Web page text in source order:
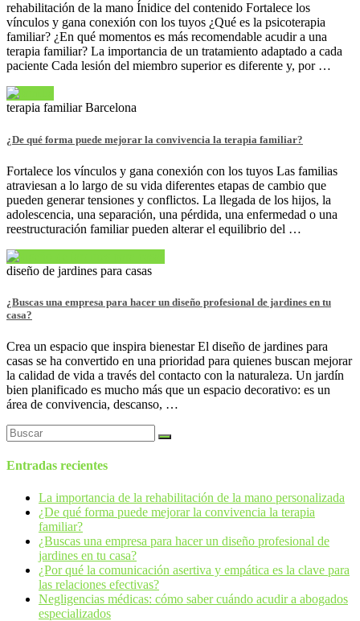
rehabilitación de la mano Ínidice del contenido Fortalece los
vínculos y gana conexión con los tuyos ¿Qué es la psicoterapia
familiar? ¿En qué momentos es más recomendable acudir a una
terapia familiar? La importancia de un tratamiento adaptado a cada
paciente Cada lesión del miembro superior es diferente y, por …
terapia familiar Barcelona
¿De qué forma puede mejorar la convivencia la terapia familiar?
Fortalece los vínculos y gana conexión con los tuyos Las familias
atraviesan a lo largo de su vida diferentes etapas de cambio que
pueden generar tensiones y conflictos. La llegada de los hijos, la
adolescencia, una separación, una pérdida, una enfermedad o una
reestructuración familiar pueden alterar el equilibrio del …
diseño de jardines para casas
¿Buscas una empresa para hacer un diseño profesional de jardines en tu
casa?
Crea un espacio que inspira bienestar El diseño de jardines para
casas se ha convertido en una prioridad para quienes buscan mejorar
la calidad de vida a través del contacto con la naturaleza. Un jardín
bien planificado es mucho más que un espacio decorativo: es un
área de convivencia, descanso, …
Entradas recientes
La importancia de la rehabilitación de la mano personalizada
¿De qué forma puede mejorar la convivencia la terapia
familiar?
¿Buscas una empresa para hacer un diseño profesional de
jardines en tu casa?
¿Por qué la comunicación asertiva y empática es la clave para
las relaciones efectivas?
Negligencias médicas: cómo saber cuándo acudir a abogados
especializados